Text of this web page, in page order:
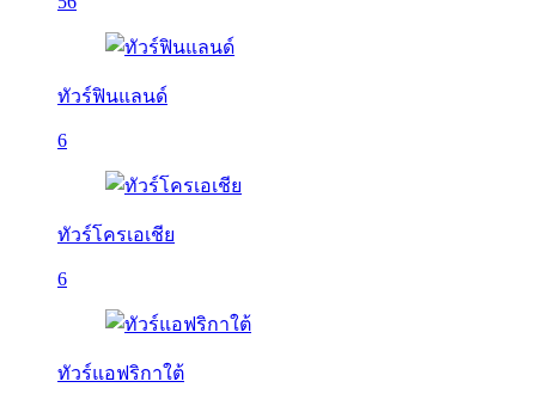
ทัวร์ฟินแลนด์
6
ทัวร์โครเอเชีย
6
ทัวร์แอฟริกาใต้